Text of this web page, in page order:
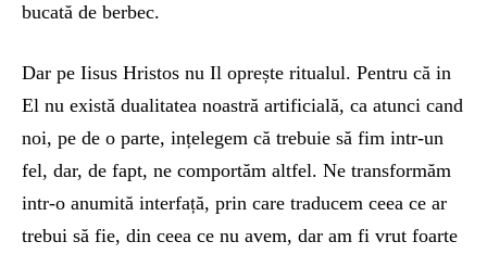
bucată de berbec.
Dar pe Iisus Hristos nu Il oprește ritualul. Pentru că in
El nu există dualitatea noastră artificială, ca atunci cand
noi, pe de o parte, ințelegem că trebuie să fim intr-un
fel, dar, de fapt, ne comportăm altfel. Ne transformăm
intr-o anumită interfață, prin care traducem ceea ce ar
trebui să fie, din ceea ce nu avem, dar am fi vrut foarte